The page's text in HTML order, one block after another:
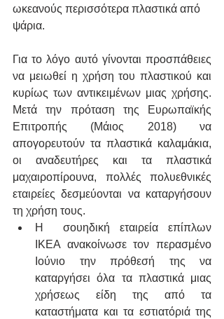
ωκεανούς περισσότερα πλαστικά από
ψάρια.
Για το λόγο αυτό γίνονται προσπάθειες
να μειωθεί η χρήση του πλαστικού και
κυρίως των αντικειμένων μιας χρήσης.
Μετά την πρόταση της Ευρωπαϊκής
Επιτροπής (Μάιος 2018) να
απογορευτούν τα πλαστικά καλαμάκια,
οι αναδευτήρες και τα πλαστικά
μαχαιροπίρουνα, πολλές πολυεθνικές
εταιρείες δεσμεύονται να καταργήσουν
τη χρήση τους.
H  σουηδική εταιρεία επίπλων
IKEA ανακοίνωσε τον περασμένο
Ιούνιο την πρόθεσή της να
καταργήσει όλα τα πλαστικά μιας
χρήσεως είδη της από τα
καταστήματα και τα εστιατόριά της